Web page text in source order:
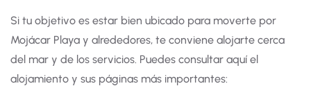
Si tu objetivo es estar bien ubicado para moverte por
Mojácar Playa y alrededores, te conviene alojarte cerca
del mar y de los servicios. Puedes consultar aquí el
alojamiento y sus páginas más importantes: